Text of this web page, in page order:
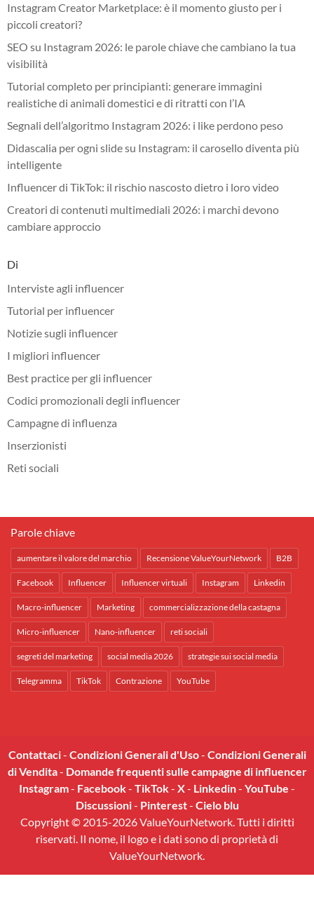
Instagram Creator Marketplace: è il momento giusto per i
piccoli creatori?
SEO su Instagram 2026: le parole chiave che cambiano la tua
visibilità
Tutorial completo per principianti: generare immagini
realistiche di animali domestici e di ritratti con l’IA
Segnali dell’algoritmo Instagram 2026: i like perdono peso
Didascalia per ogni slide su Instagram: il carosello diventa più
intelligente
Influencer di TikTok: il rischio nascosto dietro i loro video
Creatori di contenuti multimediali 2026: i marchi devono
cambiare approccio
Di
Interviste agli influencer
Tutorial per influencer
Notizie sugli influencer
I migliori influencer
Best practice per gli influencer
Codici promozionali degli influencer
Campagne di influenza
Inserzionisti
Reti sociali
Parole chiave
aumentare il valore del marchio Recensione ValueYourNetwork B2B
Facebook Influencer Influencer virtuali Instagram Linkedin
Macro-influencer Marketing commercializzazione della castagna
Micro-influencer Nano-influencer reti sociali
segreti del marketing social media 2026 strategie sui social media
Telegramma TikTok Contrazione YouTube
Contattaci- Condizioni Generali d'Uso- Condizioni Generali
di Vendita- Domande frequenti sulle campagne di influencer
Instagram- Facebook- TikTok- X- Linkedin- YouTube -
Discussioni- Pinterest- Cielo blu
Copyright © 2015-2026 ValueYourNetwork. Tutti i diritti
riservati. Il nome, il logo e i dati sono di proprietà di
ValueYourNetwork.